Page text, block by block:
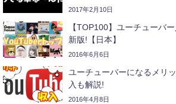
2017年2月10日
【TOP100】ユーチューバ
新版!【日本】
2016年6月6日
ユーチューバーになるメリ
入も解説!
2016年4月8日